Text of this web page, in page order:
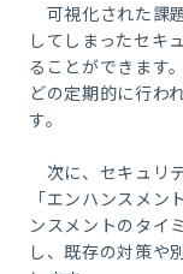
可視化された課
してしまったセキ
ることができます
どの定期的に行わ
す。
次に、セキュリ
「エンハンスメ
ンスメントのタイ
し、既存の対策や